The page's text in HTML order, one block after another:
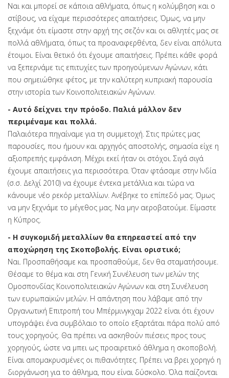
Ναι και μπορεί σε κάποια αθλήματα, όπως η κολύμβηση και ο
στίβους, να είχαμε περισσότερες απαιτήσεις. Όμως, να μην
ξεχνάμε ότι είμαστε στην αρχή της σεζόν και οι αθλητές μας σε
πολλά αθλήματα, όπως τα προαναφερθέντα, δεν είναι απόλυτα
έτοιμοι. Είναι θετικό ότι έχουμε απαιτήσεις. Πρέπει κάθε φορά
να ξεπερνάμε τις επιτυχίες των προηγούμενων Αγώνων, κάτι
που σημειώθηκε φέτος, με την καλύτερη κυπριακή παρουσία
στην ιστορία των Κοινοπολιτειακών Αγώνων.
- Αυτό δείχνει την πρόοδο. Παλιά μάλλον δεν
περιμέναμε και πολλά.
Παλαιότερα πηγαίναμε για τη συμμετοχή. Στις πρώτες μας
παρουσίες, που ήμουν και αρχηγός αποστολής, σημασία είχε η
αξιοπρεπής εμφάνιση. Μέχρι εκεί ήταν οι στόχοι. Σιγά σιγά
έχουμε απαιτήσεις για περισσότερα. Όταν φτάσαμε στην Ινδία
(σ.σ. Δελχί 2010) να έχουμε έντεκα μετάλλια και τώρα να
κάνουμε νέο ρεκόρ μεταλλίων. Ανέβηκε το επίπεδό μας. Όμως
να μην ξεχνάμε το μέγεθος μας. Να μην αεροβατούμε. Είμαστε
η Κύπρος.
- Η συγκομιδή μεταλλίων θα επηρεαστεί από την
αποχώρηση της Σκοποβολής. Είναι οριστικό;
Ναι. Προσπαθήσαμε και προσπαθούμε, δεν θα σταματήσουμε.
Θέσαμε το θέμα και στη Γενική Συνέλευση των μελών της
Ομοσπονδίας Κοινοπολιτειακών Αγώνων και στη Συνέλευση
των ευρωπαϊκών μελών. Η απάντηση που λάβαμε από την
Οργανωτική Επιτροπή του Μπέρμινγκχαμ 2022 είναι ότι έχουν
υπογράψει ένα συμβόλαιο το οποίο εξαρτάται πάρα πολύ από
τους χορηγούς. Θα πρέπει να ασκηθούν πιέσεις προς τους
χορηγούς, ώστε να μπει ως προαιρετικό άθλημα η σκοποβολή.
Είναι απομακρυσμένες οι πιθανότητες. Πρέπει να βρει χορηγό η
διοργάνωση για το άθλημα, που είναι δύσκολο. Όλα παίζονται